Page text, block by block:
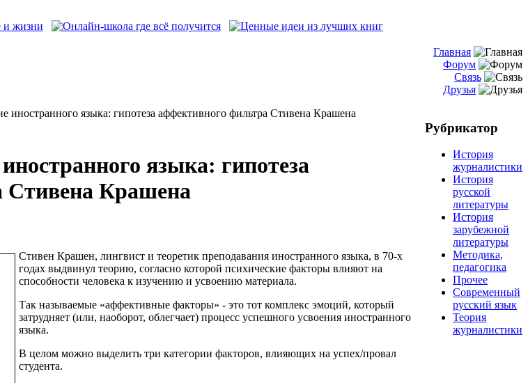
Главная
Форум
Связь
Друзья
иностранного языка: гипотеза аффективного фильтра Стивена Крашена
языка: гипотеза
Стивена Крашена
Cтивен Крашен, лингвист и теоретик преподавания иностранного языка, в 70-х
годах выдвинул теорию, согласно которой психические факторы влияют на
способности человека к изучению и усвоению материала.
Так называемые «аффективные факторы» - это тот комплекс эмоций, который
затрудняет (или, наоборот, облегчает) процесс успешного усвоения иностранного
языка.
В целом можно выделить три категории факторов, влияющих на успех/провал
студента.
Рубрикатор
История
журналистики
История
русской
литературы
История
зарубежной
литературы
Методика,
педагогика
Прочее
Современный
русский язык
Теория
журналистики